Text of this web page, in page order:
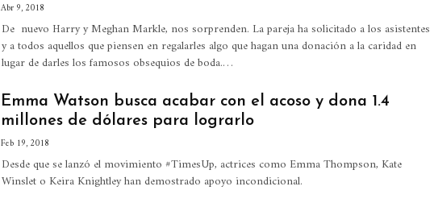
Abr 9, 2018
De nuevo Harry y Meghan Markle, nos sorprenden. La pareja ha solicitado a los asistentes
y a todos aquellos que piensen en regalarles algo que hagan una donación a la caridad en
lugar de darles los famosos obsequios de boda.…
Emma Watson busca acabar con el acoso y dona 1.4
millones de dólares para lograrlo
Feb 19, 2018
Desde que se lanzó el movimiento #TimesUp, actrices como Emma Thompson, Kate
Winslet o Keira Knightley han demostrado apoyo incondicional.